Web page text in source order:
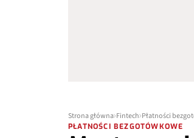
Strona główna Fintech Płatności
PŁATNOŚCI BEZGOTÓWKOWE